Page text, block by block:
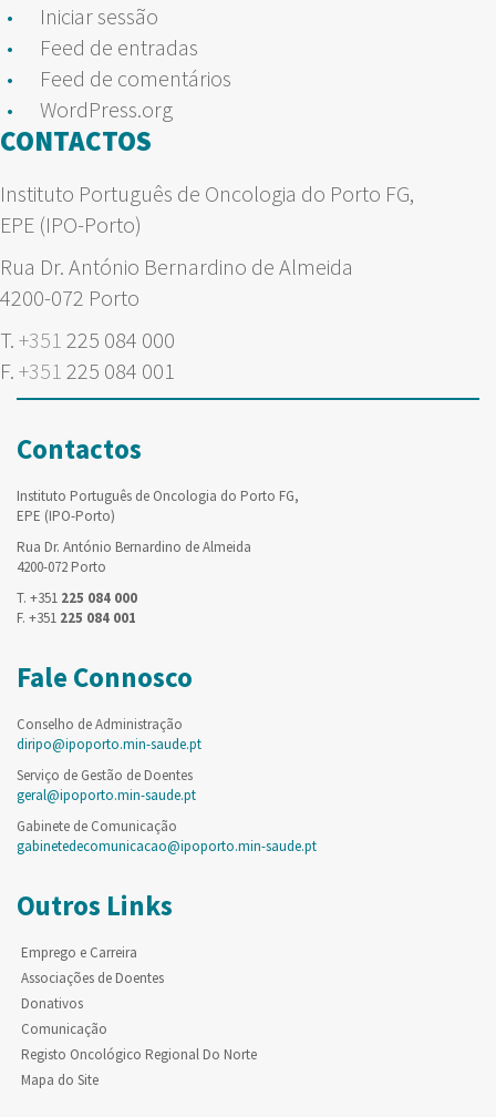
Iniciar sessão
Feed de entradas
Feed de comentários
WordPress.org
CONTACTOS
Instituto Português de Oncologia do Porto FG,
EPE (IPO-Porto)
Rua Dr. António Bernardino de Almeida
4200-072 Porto
T. +351 225 084 000
F. +351 225 084 001
Contactos
Instituto Português de Oncologia do Porto FG,
EPE (IPO-Porto)
Rua Dr. António Bernardino de Almeida
4200-072 Porto
T. +351 225 084 000
F. +351 225 084 001
Fale Connosco
Conselho de Administração
diripo@ipoporto.min-saude.pt
Serviço de Gestão de Doentes
geral@ipoporto.min-saude.pt
Gabinete de Comunicação
gabinetedecomunicacao@ipoporto.min-saude.pt
Outros Links
Emprego e Carreira
Associações de Doentes
Donativos
Comunicação
Registo Oncológico Regional Do Norte
Mapa do Site